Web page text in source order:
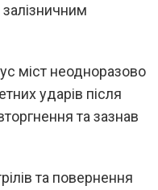
міст неодноразово
ударів після
та зазнав
та повернення